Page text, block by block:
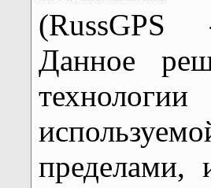
(RussGPS
Данное
пределами,